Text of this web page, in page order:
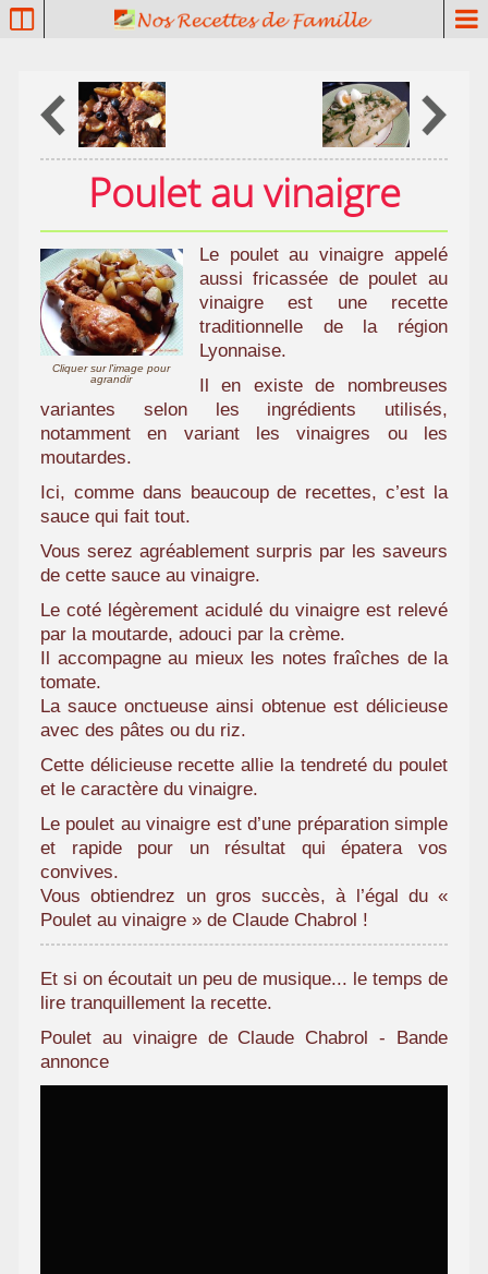
P
Poulet au vinaigre
Cliquer sur l'image pour
agrandir
Le poulet au vinaigre appelé
aussi fricassée de poulet au
vinaigre est une recette
traditionnelle de la région
Lyonnaise.
Il en existe de nombreuses
variantes selon les ingrédients utilisés,
notamment en variant les vinaigres ou les
moutardes.
Ici, comme dans beaucoup de recettes, c’est la
sauce qui fait tout.
Vous serez agréablement surpris par les saveurs
de cette sauce au vinaigre.
Le coté légèrement acidulé du vinaigre est relevé
par la moutarde, adouci par la crème.
Il accompagne au mieux les notes fraîches de la
tomate.
La sauce onctueuse ainsi obtenue est délicieuse
avec des pâtes ou du riz.
Cette délicieuse recette allie la tendreté du poulet
et le caractère du vinaigre.
Le poulet au vinaigre est d’une préparation simple
et rapide pour un résultat qui épatera vos
convives.
Vous obtiendrez un gros succès, à l’égal du «
Poulet au vinaigre » de Claude Chabrol !
Et si on écoutait un peu de musique... le temps de
lire tranquillement la recette.
Poulet au vinaigre de Claude Chabrol - Bande
annonce